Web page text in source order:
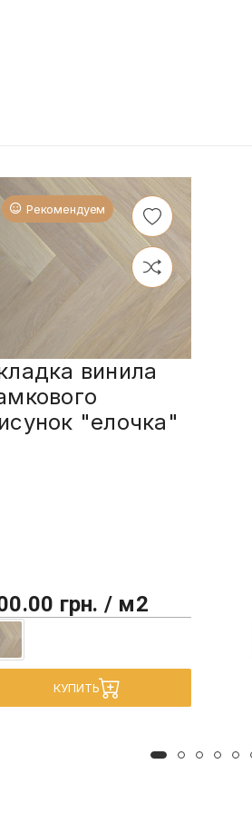
Рекомендуем
винила
"елочка"
грн. / м2
КУПИТЬ